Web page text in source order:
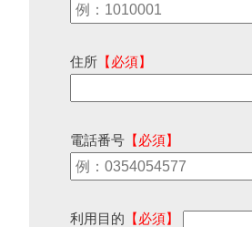
住所 【必須】
電話番号 【必須】
利用目的 【必須】